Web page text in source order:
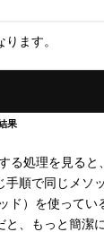
ます。
果
る処理を見ると
順で同じメソ
ド）を使ってい
、もっと簡潔